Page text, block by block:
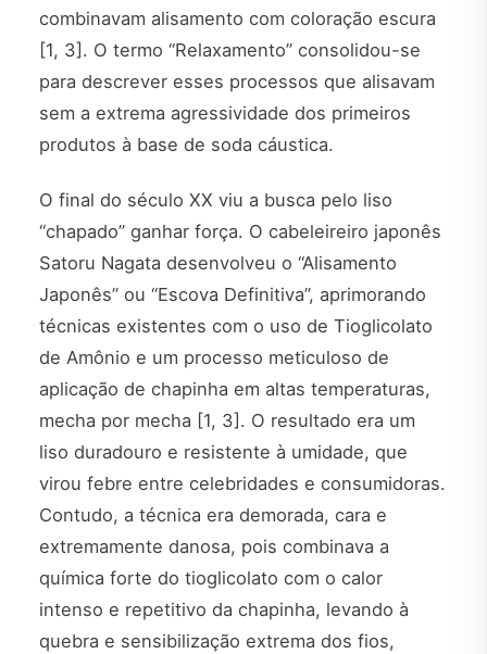
combinavam alisamento com coloração escura
[1, 3]. O termo “Relaxamento” consolidou-se
para descrever esses processos que alisavam
sem a extrema agressividade dos primeiros
produtos à base de soda cáustica.
O final do século XX viu a busca pelo liso
“chapado” ganhar força. O cabeleireiro japonês
Satoru Nagata desenvolveu o “Alisamento
Japonês” ou “Escova Definitiva”, aprimorando
técnicas existentes com o uso de Tioglicolato
de Amônio e um processo meticuloso de
aplicação de chapinha em altas temperaturas,
mecha por mecha [1, 3]. O resultado era um
liso duradouro e resistente à umidade, que
virou febre entre celebridades e consumidoras.
Contudo, a técnica era demorada, cara e
extremamente danosa, pois combinava a
química forte do tioglicolato com o calor
intenso e repetitivo da chapinha, levando à
quebra e sensibilização extrema dos fios,